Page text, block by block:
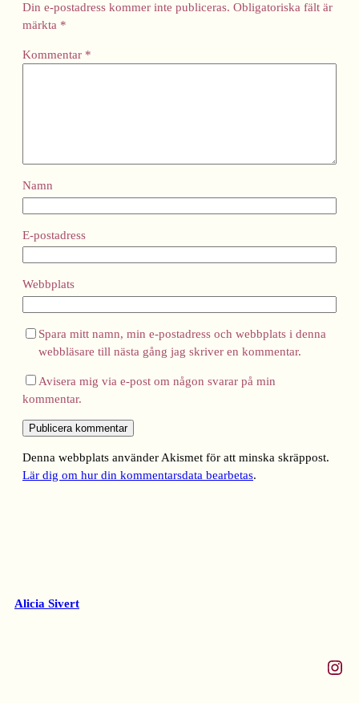
Din e-postadress kommer inte publiceras. Obligatoriska fält är
märkta *
Kommentar *
Namn
E-postadress
Webbplats
Spara mitt namn, min e-postadress och webbplats i denna
webbläsare till nästa gång jag skriver en kommentar.
Avisera mig via e-post om någon svarar på min
kommentar.
Denna webbplats använder Akismet för att minska skräppost.
Lär dig om hur din kommentarsdata bearbetas.
Alicia Sivert
Instagram